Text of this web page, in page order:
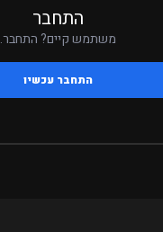
התחבר
משתמש קיים? התחבר.
התחבר עכשיו